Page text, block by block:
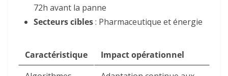
72h avant la panne
Secteurs cibles: Pharmaceutique et énergie
Caractéristique
Impact opérationnel